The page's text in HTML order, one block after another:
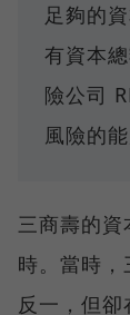
足夠的
有資本
險公司
風險的能
三商壽的
時。當時
反一，但